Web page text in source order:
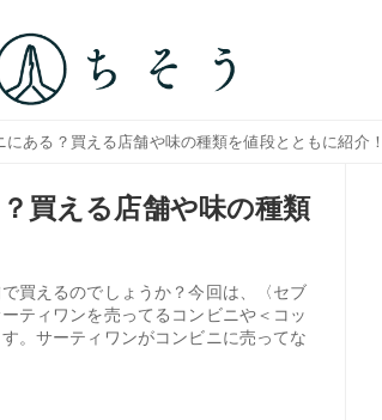
ある？買える店舗や味の種類を値段とともに紹介！
買える店舗や味の種類
買えるのでしょうか？今回は、〈セブ
ティワンを売ってるコンビニや＜コッ
。サーティワンがコンビニに売ってな